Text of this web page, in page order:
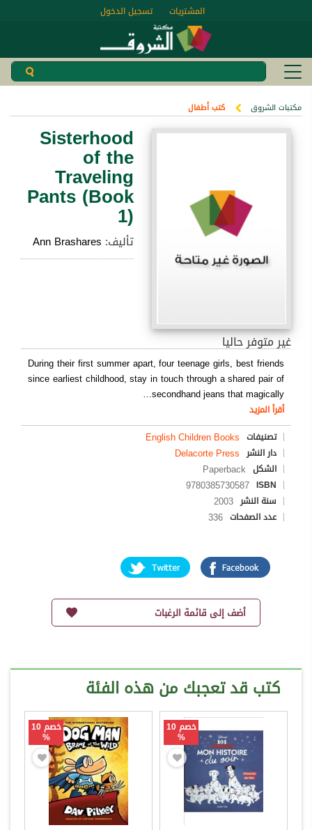
تسجيل الدخول المشتريات
مكتبات الشروق كتب أطفال
Sisterhood
of the
Traveling
Pants (Book
1)
تأليف: Ann Brashares
غير متوفر حاليا
During their first summer apart, four teenage girls, best friends
since earliest childhood, stay in touch through a shared pair of
secondhand jeans that magically
…
أقرأ المزيد
تصنيفات English Children Books
دار النشر Delacorte Press
الشكل Paperback
ISBN
9780385730587
سنة النشر 2003
عدد الصفحات 336
أضف إلى قائمة الرغبات
كتب قد تعجبك من هذه الفئة
خصم 10
%
خصم 10
%